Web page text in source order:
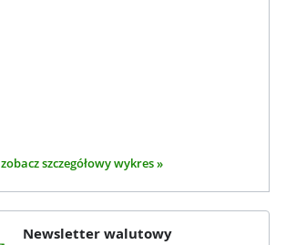
zobacz szczegółowy wykres »
Newsletter walutowy